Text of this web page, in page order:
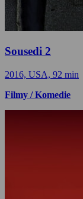
Sousedi 2
2016, USA, 92 min
Filmy / Komedie